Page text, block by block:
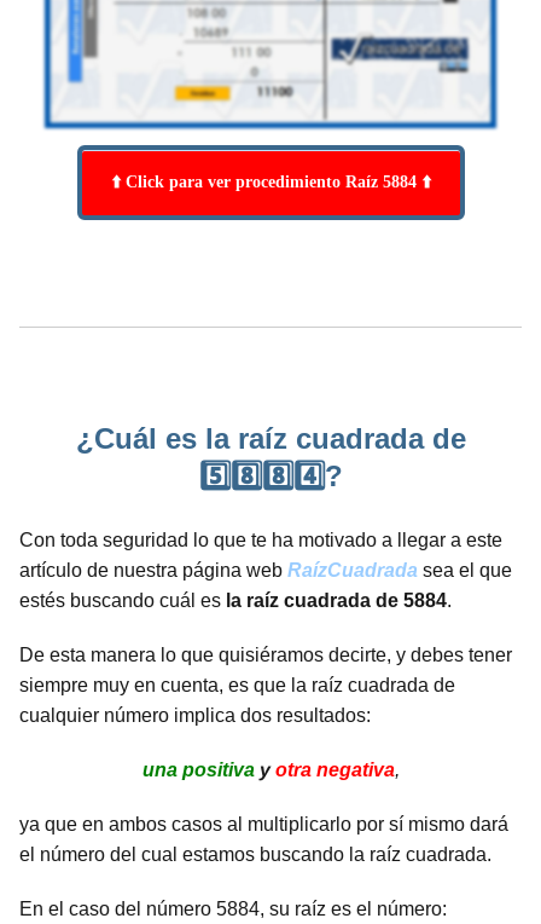
⬆️ Click para ver procedimiento Raíz 5884 ⬆️
¿Cuál es la raíz cuadrada de
5️⃣8️⃣8️⃣4️⃣?
Con toda seguridad lo que te ha motivado a llegar a este
artículo de nuestra página web RaízCuadrada sea el que
estés buscando cuál es la raíz cuadrada de 5884.
De esta manera lo que quisiéramos decirte, y debes tener
siempre muy en cuenta, es que la raíz cuadrada de
cualquier número implica dos resultados:
una positivayotra negativa,
ya que en ambos casos al multiplicarlo por sí mismo dará
el número del cual estamos buscando la raíz cuadrada.
En el caso del número 5884, su raíz es el número: